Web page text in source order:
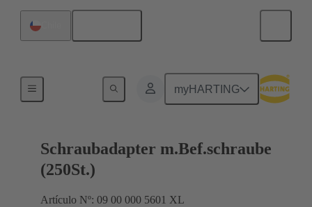
myHARTING
Bastidor de blindaje, bastidores de abrazadera
Schraubadapter m.Bef.schraube
(250St.)
Artículo Nº: 09 00 000 5601 XL